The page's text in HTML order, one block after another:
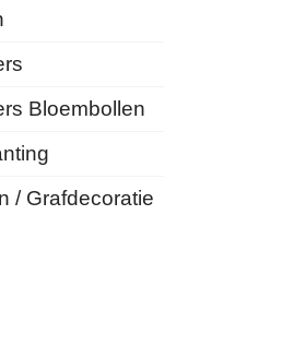
Bloembollen
/ Grafdecoratie